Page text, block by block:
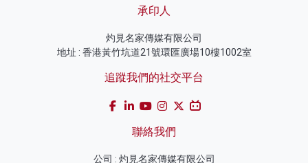
承印人
灼見名家傳媒有限公司
地址 : 香港黃竹坑道21號環匯廣場10樓1002室
追蹤我們的社交平台
聯絡我們
公司 : 灼見名家傳媒有限公司